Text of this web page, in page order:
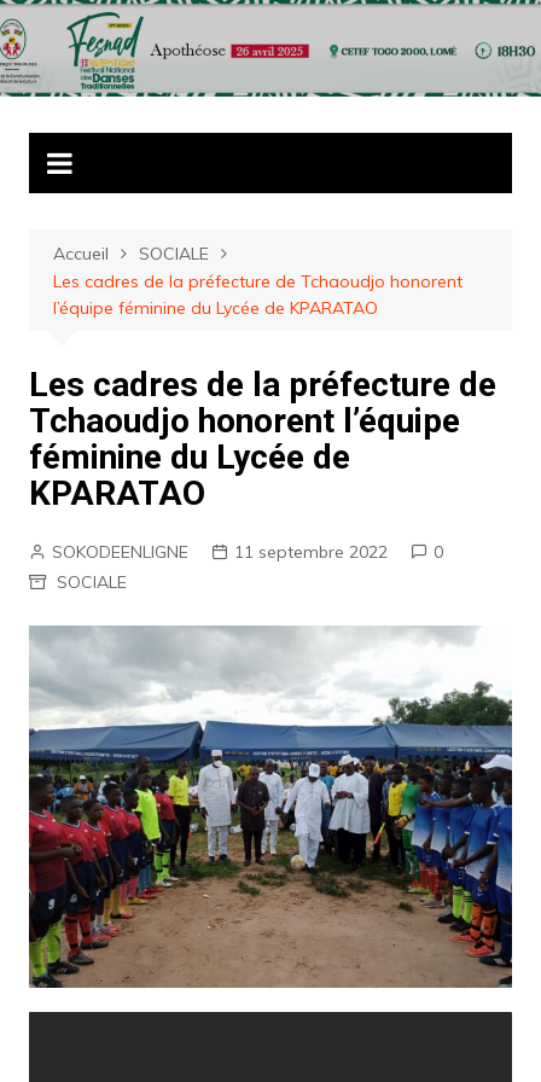
Aller
au
contenu
Accueil
SOCIALE
Les cadres de la préfecture de Tchaoudjo honorent
l’équipe féminine du Lycée de KPARATAO
Les cadres de la préfecture de
Tchaoudjo honorent l’équipe
féminine du Lycée de
KPARATAO
SOKODEENLIGNE 11 septembre 2022
0
SOCIALE